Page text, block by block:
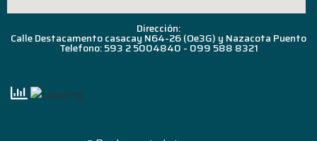
Dirección:
Calle Destacamento casacay N64-26 (Oe3G) y Nazacota Puento
Telefono: 593 2 5004840 - 099 588 8321